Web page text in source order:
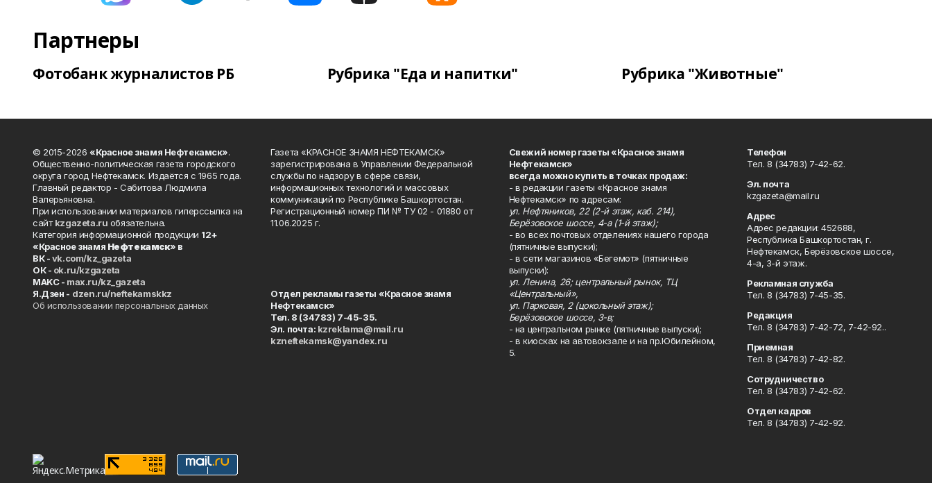
Партнеры
Фотобанк журналистов РБ Рубрика "Еда и напитки" Рубрика "Животные"
© 2015-2026 «Красное знамя Нефтекамск».
Общественно-политическая газета городского
округа город Нефтекамск. Издаётся с 1965 года.
Главный редактор - Сабитова Людмила
Валерьяновна.
При использовании материалов гиперссылка на
сайтkzgazeta.ru обязательна.
Категория информационной продукции 12+
«Красное знамя Нефтекамск» в
ВК -vk.com/kz_gazeta
ОК - ok.ru/kzgazeta
MAKC - max.ru/kz_gazeta
Я.Дзен - dzen.ru/neftekamskkz
Об использовании персональных данных
Газета «КРАСНОЕ ЗНАМЯ НЕФТЕКАМСК»
зарегистрирована в Управлении Федеральной
службы по надзору в сфере связи,
информационных технологий и массовых
коммуникаций по Республике Башкортостан.
Регистрационный номер ПИ № ТУ 02 - 01880 от
11.06.2025 г.
Отдел рекламы газеты «Красное знамя
Нефтекамск»
Тел. 8 (34783) 7-45-35.
Эл. почта: kzreklama@mail.ru
kzneftekamsk@yandex.ru
Свежий номер газеты «Красное знамя
Нефтекамск»
всегда можно купить в точках продаж:
- в редакции газеты «Красное знамя
Нефтекамск» по адресам:
ул. Нефтяников, 22 (2-й этаж, каб. 214),
Берёзовское шоссе, 4-а (1-й этаж);
- во всех почтовых отделениях нашего города
(пятничные выпуски);
- в сети магазинов «Бегемот» (пятничные
выпуски):
ул. Ленина, 26; центральный рынок, ТЦ
«Центральный»,
ул. Парковая, 2 (цокольный этаж);
Берёзовское шоссе, 3-в;
- на центральном рынке (пятничные выпуски);
- в киосках на автовокзале и на пр.Юбилейном,
5.
Телефон
Тел. 8 (34783) 7-42-62.
Эл. почта
kzgazeta@mail.ru
Адрес
Адрес редакции: 452688,
Республика Башкортостан, г.
Нефтекамск, Берёзовское шоссе,
4-а, 3-й этаж.
Рекламная служба
Тел. 8 (34783) 7-45-35.
Редакция
Тел. 8 (34783) 7-42-72, 7-42-92..
Приемная
Тел. 8 (34783) 7-42-82.
Сотрудничество
Тел. 8 (34783) 7-42-62.
Отдел кадров
Тел. 8 (34783) 7-42-92.